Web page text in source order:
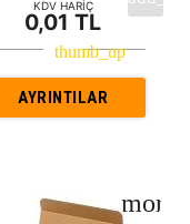
KDV HARİÇ
0,01 TL
AYRINTILAR